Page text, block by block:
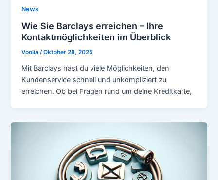
News
Wie Sie Barclays erreichen – Ihre
Kontaktmöglichkeiten im Überblick
Voolia /Oktober 28, 2025
Mit Barclays hast du viele Möglichkeiten, den
Kundenservice schnell und unkompliziert zu
erreichen. Ob bei Fragen rund um deine Kreditkarte,